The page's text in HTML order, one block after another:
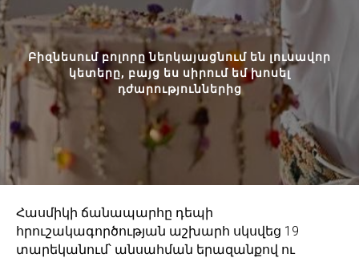
Բիզնեսում բոլորը ներկայացնում են լուսավոր
կետերը, բայց ես սիրում եմ խոսել
դժարություններից
Հասմիկի ճանապարհը դեպի
հրուշակագործության աշխարհ սկսվեց 19
տարեկանում՝ անսահման երազանքով ու